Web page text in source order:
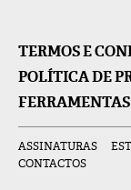
TERMOS E
POLÍTICA DE
ASSINATURAS
CONTACTOS